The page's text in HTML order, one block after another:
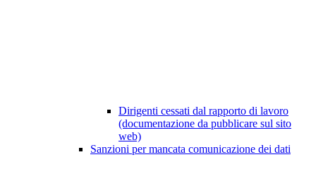
Dirigenti cessati dal rapporto di lavoro
(documentazione da pubblicare sul sito
web)
Sanzioni per mancata comunicazione dei dati